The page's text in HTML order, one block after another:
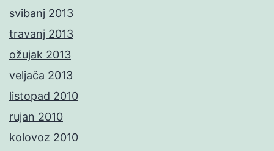
svibanj 2013
travanj 2013
ožujak 2013
veljača 2013
listopad 2010
rujan 2010
kolovoz 2010